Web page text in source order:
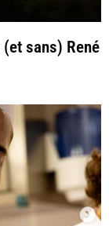
sans) René